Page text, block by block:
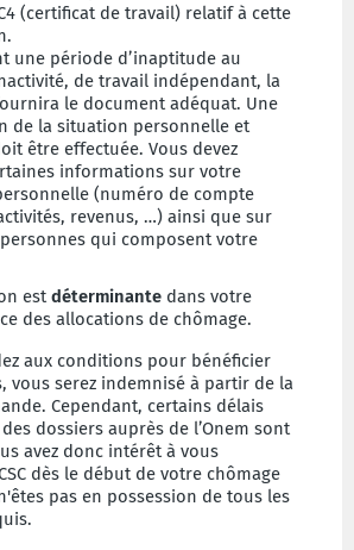
(certificat de travail) relatif à cette
une période d’inaptitude au
de travail indépendant, la
le document adéquat. Une
de la situation personnelle et
être effectuée. Vous devez
informations sur votre
(numéro de compte
revenus, …) ainsi que sur
qui composent votre
est déterminante dans votre
des allocations de chômage.
aux conditions pour bénéficier
vous serez indemnisé à partir de la
Cependant, certains délais
dossiers auprès de l’Onem sont
avez donc intérêt à vous
dès le début de votre chômage
pas en possession de tous les